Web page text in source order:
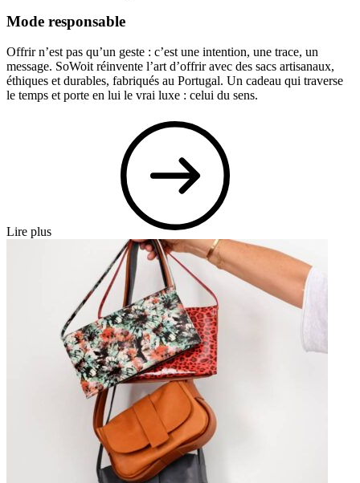
Mode responsable
Offrir n’est pas qu’un geste : c’est une intention, une trace, un
message. SoWoit réinvente l’art d’offrir avec des sacs artisanaux,
éthiques et durables, fabriqués au Portugal. Un cadeau qui traverse
le temps et porte en lui le vrai luxe : celui du sens.
Lire plus